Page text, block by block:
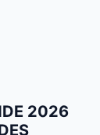
2026